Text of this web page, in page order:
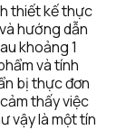
thiết kế thực
hướng dẫn
khoảng 1
và tính
bị thực đơn
thấy việc
vậy là một tín